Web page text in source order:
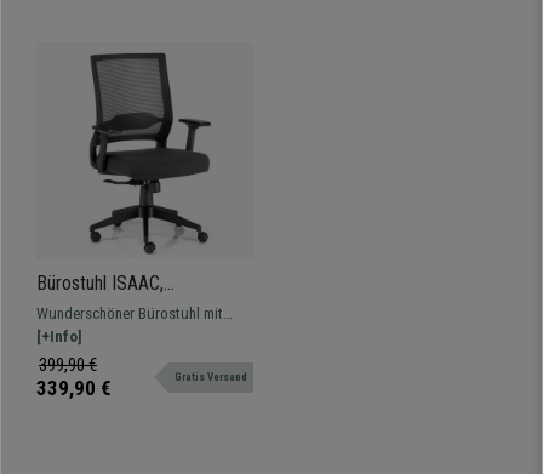
Bürostuhl ISAAC,
Lordosenstütze,
Synchronmechanik, Farbe
Schwarz
Wunderschöner Bürostuhl mit
Lordosenstütze und
Synchronmechanik, hergestellt aus
atmungsaktiven Materialien von
[+Info]
399,90 €
339,90 € Gratis Versand